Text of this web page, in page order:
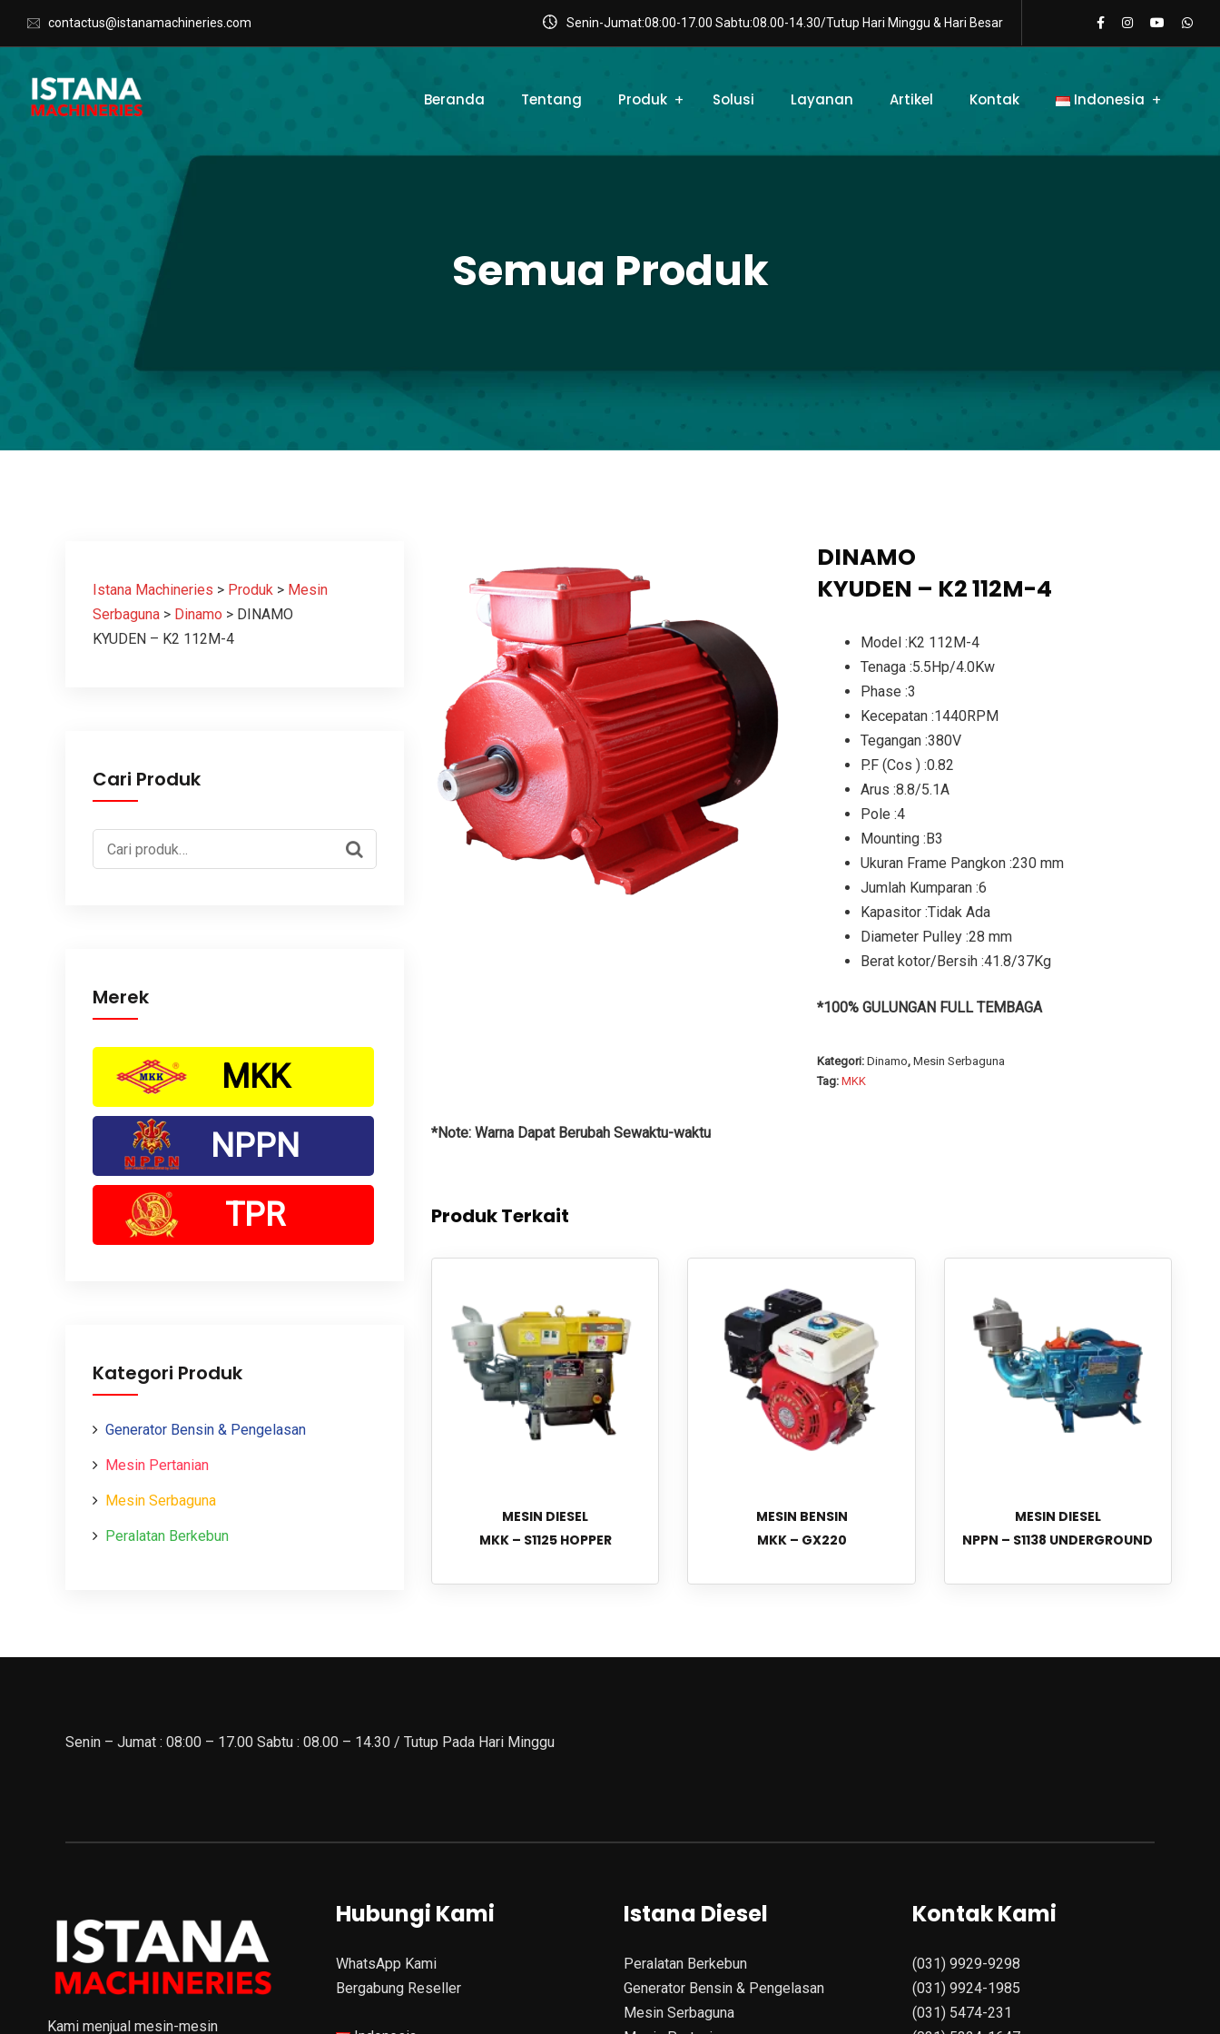
contactus@istanamachineries.com Senin-Jumat:08:00-17.00 Sabtu:08.00-14.30/Tutup Hari Minggu & Hari Besar
Beranda Tentang Produk Solusi Layanan Artikel Kontak Indonesia
Semua Produk
Istana Machineries > Produk > Mesin
Serbaguna > Dinamo > DINAMO
KYUDEN – K2 112M-4
Cari Produk
Pencarian
untuk:
Merek
MKK
NPPN
TPR
Kategori Produk
Generator Bensin & Pengelasan
Mesin Pertanian
Mesin Serbaguna
Peralatan Berkebun
DINAMO
KYUDEN – K2 112M-4
Model :K2 112M-4
Tenaga :5.5Hp/4.0Kw
Phase :3
Kecepatan :1440RPM
Tegangan :380V
P.F (Cos ) :0.82
Arus :8.8/5.1A
Pole :4
Mounting :B3
Ukuran Frame Pangkon :230 mm
Jumlah Kumparan :6
Kapasitor :Tidak Ada
Diameter Pulley :28 mm
Berat kotor/Bersih :41.8/37Kg
*100% GULUNGAN FULL TEMBAGA
Kategori: Dinamo, Mesin Serbaguna
Tag: MKK
*Note: Warna Dapat Berubah Sewaktu-waktu
Produk Terkait
MESIN DIESEL
MKK – S1125 HOPPER
MESIN BENSIN
MKK – GX220
MESIN DIESEL
NPPN – S1138 UNDERGROUND
Senin – Jumat : 08:00 – 17.00 Sabtu : 08.00 – 14.30 / Tutup Pada Hari Minggu
Kami menjual mesin-mesin
Hubungi Kami
WhatsApp Kami
Bergabung Reseller
Istana Diesel
Peralatan Berkebun
Generator Bensin & Pengelasan
Mesin Serbaguna
Kontak Kami
(031) 9929-9298
(031) 9924-1985
(031) 5474-231